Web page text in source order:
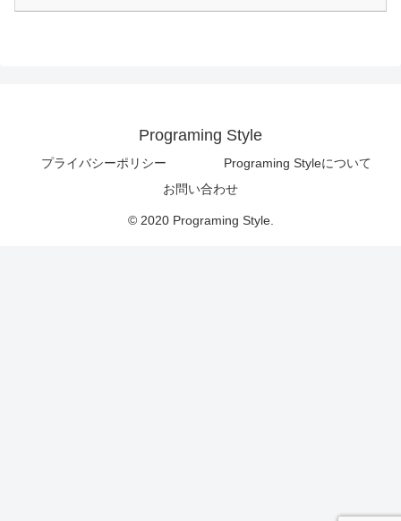
Programing Style
プライバシーポリシー
Programing Styleについて
お問い合わせ
© 2020 Programing Style.